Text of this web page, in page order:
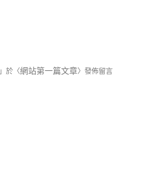
」於〈網站第一篇文章〉發佈留言